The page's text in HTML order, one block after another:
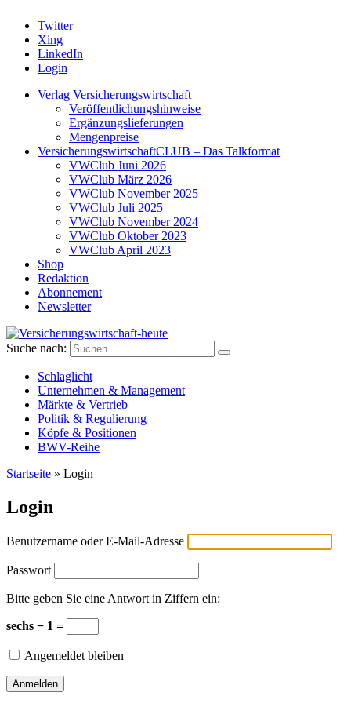
Twitter
Xing
LinkedIn
Login
Verlag Versicherungswirtschaft
Veröffentlichungshinweise
Ergänzungslieferungen
Mengenpreise
VersicherungswirtschaftCLUB – Das Talkformat
VWClub Juni 2026
VWClub März 2026
VWClub November 2025
VWClub Juli 2025
VWClub November 2024
VWClub Oktober 2023
VWClub April 2023
Shop
Redaktion
Abonnement
Newsletter
Versicherungswirtschaft-heute
Suche nach:
Schlaglicht
Unternehmen & Management
Märkte & Vertrieb
Politik & Regulierung
Köpfe & Positionen
BWV-Reihe
Startseite » Login
Login
Benutzername oder E-Mail-Adresse
Passwort
Bitte geben Sie eine Antwort in Ziffern ein:
sechs − 1 =
Angemeldet bleiben